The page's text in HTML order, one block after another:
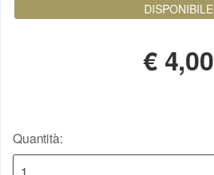
DISPONIBILE
€4,00
Quantità: